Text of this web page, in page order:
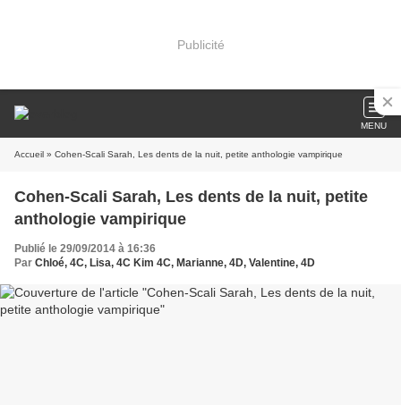
Publicité
MENU
Accueil » Cohen-Scali Sarah, Les dents de la nuit, petite anthologie vampirique
Cohen-Scali Sarah, Les dents de la nuit, petite
anthologie vampirique
Publié le 29/09/2014 à 16:36
Par Chloé, 4C, Lisa, 4C Kim 4C, Marianne, 4D, Valentine, 4D